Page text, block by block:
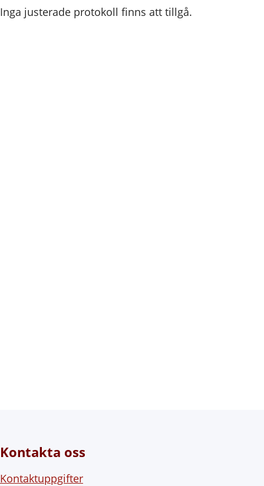
Inga justerade protokoll finns att tillgå.
Kontakta oss
Kontaktuppgifter